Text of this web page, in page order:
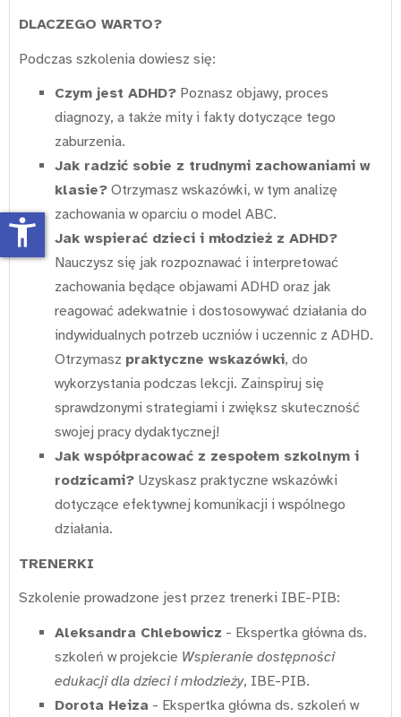
DLACZEGO WARTO?
Podczas szkolenia dowiesz się:
Czym jest ADHD? Poznasz objawy, proces
diagnozy, a także mity i fakty dotyczące tego
zaburzenia.
Jak radzić sobie z trudnymi zachowaniami w
klasie? Otrzymasz wskazówki, w tym analizę
zachowania w oparciu o model ABC.
Jak wspierać dzieci i młodzież z ADHD?
Nauczysz się jak rozpoznawać i interpretować
zachowania będące objawami ADHD oraz jak
reagować adekwatnie i dostosowywać działania do
indywidualnych potrzeb uczniów i uczennic z ADHD.
Otrzymasz praktyczne wskazówki, do
wykorzystania podczas lekcji. Zainspiruj się
sprawdzonymi strategiami i zwiększ skuteczność
swojej pracy dydaktycznej!
Jak współpracować z zespołem szkolnym i
rodzicami? Uzyskasz praktyczne wskazówki
dotyczące efektywnej komunikacji i wspólnego
działania.
TRENERKI
Szkolenie prowadzone jest przez trenerki IBE-PIB:
Aleksandra Chlebowicz - Ekspertka główna ds.
szkoleń w projekcie Wspieranie dostępności
edukacji dla dzieci i młodzieży, IBE-PIB.
Dorota Heiza - Ekspertka główna ds. szkoleń w
accessibility_new